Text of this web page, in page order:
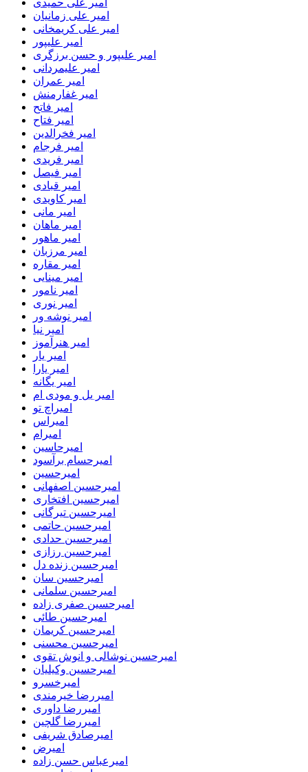
امیر علی حمیدی
امیر علی زمانیان
امیر علی کریمخانی
امیر علیپور
امیر علیپور و حسن برزگری
امیر علیمردانی
امیر عمران
امیر غفارمنش
امیر فاتح
امیر فتاح
امیر فخرالدین
امیر فرجام
امیر فریدی
امیر فیصل
امیر قبادی
امیر کاویدی
امیر مانی
امیر ماهان
امیر ماهور
امیر مرزبان
امیر مقاره
امیر مینایی
امیر نامور
امیر نوری
امیر نوشه ور
امیر نیا
امیر هنرآموز
امیر یار
امیر یارا
امیر یگانه
امیر یل و مودی ام
امیراچ تو
امیراس
امیرام
امیرحاسین
امیرحسام برآسود
امیرحسین
امیرحسین اصفهانی
امیرحسین افتخاری
امیرحسین تیرگانی
امیرحسین حاتمی
امیرحسین حدادی
امیرحسین رزازی
امیرحسین زنده دل
امیرحسین سان
امیرحسین سلمانی
امیرحسین صفری زاده
امیرحسین طائی
امیرحسین کریمان
امیرحسین محسنی
امیرحسین نوشالی و انوش تقوی
امیرحسین وکیلیان
امیرخسرو
امیررضا خیرمندی
امیررضا داوری
امیررضا گلچین
امیرصادق شریفی
امیرض
امیرعباس حسن زاده